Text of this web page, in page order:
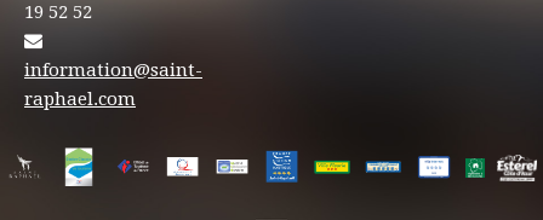
19 52 52
information@saint-
raphael.com